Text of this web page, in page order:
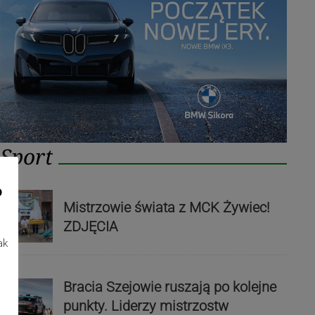
Sport
Mistrzowie świata z MCK Żywiec!
ZDJĘCIA
Bracia Szejowie ruszają po kolejne
punkty. Liderzy mistrzostw